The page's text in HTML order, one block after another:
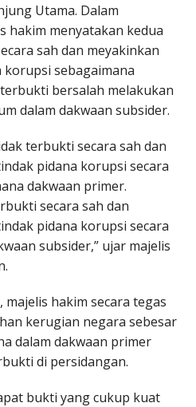
Utama. Dalam
hakim menyatakan kedua
sah dan meyakinkan
sebagaimana
bersalah melakukan
dalam dakwaan subsider.
terbukti secara sah dan
pidana korupsi secara
dakwaan primer.
secara sah dan
pidana korupsi secara
subsider,” ujar majelis
hakim secara tegas
kerugian negara sebesar
dalam dakwaan primer
di persidangan.
bukti yang cukup kuat